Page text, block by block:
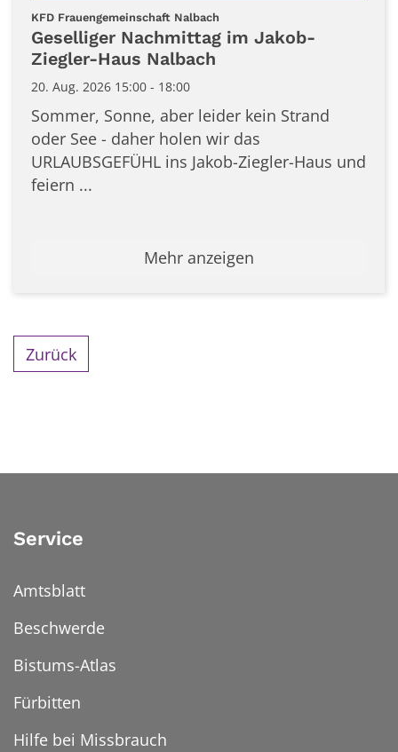
Datum: 20. August 2026
KFD Frauengemeinschaft Nalbach
Geselliger Nachmittag im Jakob-
Ziegler-Haus Nalbach
20. Aug. 2026 15:00 - 18:00
Sommer, Sonne, aber leider kein Strand
oder See - daher holen wir das
URLAUBSGEFÜHL ins Jakob-Ziegler-Haus und
feiern ...
Mehr anzeigen
Zurück
Service
Amtsblatt
Beschwerde
Bistums-Atlas
Fürbitten
Hilfe bei Missbrauch